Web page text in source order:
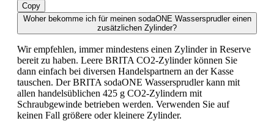
Copy
Woher bekomme ich für meinen sodaONE Wassersprudler einen
zusätzlichen Zylinder?
Wir empfehlen, immer mindestens einen Zylinder in Reserve
bereit zu haben. Leere BRITA CO2-Zylinder können Sie
dann einfach bei diversen Handelspartnern an der Kasse
tauschen. Der BRITA sodaONE Wassersprudler kann mit
allen handelsüblichen 425 g CO2-Zylindern mit
Schraubgewinde betrieben werden. Verwenden Sie auf
keinen Fall größere oder kleinere Zylinder.